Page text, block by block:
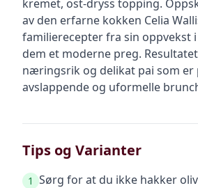
kremet, ost-dryss topping.
av den erfarne kokken Celia
familierecepter fra sin oppvekst
dem et moderne preg.
næringsrik og delikat pai som
avslappende og uformelle
Tips og Varianter
1 Sørg for at du ikke hakker